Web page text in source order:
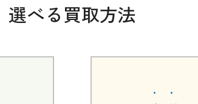
選べる買取方法